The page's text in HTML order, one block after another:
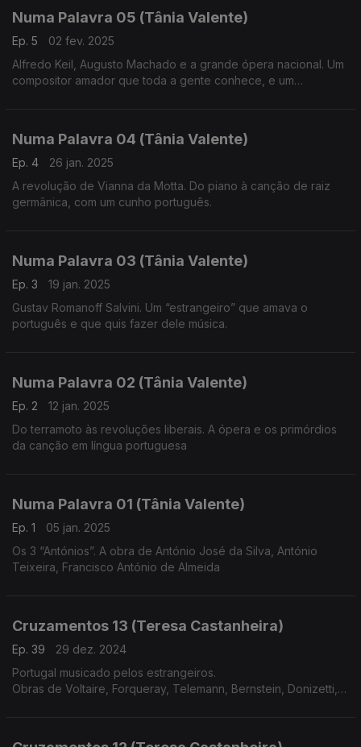
Numa Palavra 05 (Tânia Valente)
Ep. 5
02 fev. 2025
Alfredo Keil, Augusto Machado e a grande ópera nacional. Um
compositor amador que toda a gente conhece, e um
Numa Palavra 04 (Tânia Valente)
Ep. 4
26 jan. 2025
A revolução de Vianna da Motta. Do piano à canção de raiz
germânica, com um cunho português.
Numa Palavra 03 (Tânia Valente)
Ep. 3
19 jan. 2025
Gustav Romanoff Salvini. Um “estrangeiro” que amava o
português e que quis fazer dele música.
Numa Palavra 02 (Tânia Valente)
Ep. 2
12 jan. 2025
Do terramoto às revoluções liberais. A ópera e os primórdios
da canção em língua portuguesa
Numa Palavra 01 (Tânia Valente)
Ep. 1
05 jan. 2025
Os 3 “Antónios”. A obra de António José da Silva, António
Teixeira, Francisco António de Almeida
Cruzamentos 13 (Teresa Castanheira)
Ep. 39
29 dez. 2024
Portugal musicado pelos estrangeiros.
Obras de Voltaire, Forqueray, Telemann, Bernstein, Donizetti,